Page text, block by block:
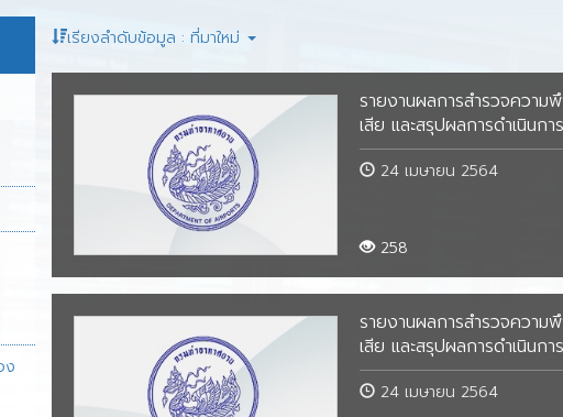
แผนยุทธศาสตร์
แผนปฏิบัติราชการ
แผน/รายงานผลการใช้จ่ายงบประมาณ
และความคืบหน้า
มติ ครม. ที่เกี่ยวข้อง
การประเมินส่วนราชการตามมาตรการ
ปรับปรุงประสิทธิภาพในการปฏิบัติ
ราชการ
การพัฒนาคุณภาพการบริหารจัดการ
พระราชบัญญัติการอำนวยความ
สะดวกในการพิจารณาอนุญาตของทาง
ราชการ พ.ศ. 2558
นโยบายการกำกับดูแลองค์การที่ดี
(OG)
ประจำปี 2554
ประจำปี 2556
ปี 2560
แ
ข้
ปี 2562
ปี 2563
นที่เกี่ยวข้อง
แผนยุทธศาสตร์ระยะยาว และ
การประจำปี
เว็บไซต์ท่าอากาศยาน
สิ่งแวดล้อม
รายงานผลสำรวจคว
ผู้รับบริการ
รายงานข้อร้องเรียน
ข่าวสาร
ติดต่อสมาคม
มาตรการอำนวยความสะดวกและลด
ภาระแก่ประชาชน (การไม่เรียกสำเนา
เอกสารที่ทางราชการออกให้จาก
ประชาชน)
Virtual Library
ง
เรียงลำดับข้อมูล : ที่มาใหม่
รายงานผลการสำรวจความ
เสีย และสรุปผลการดำเนินกา
24 เมษายน 2564
258
รายงานผลการสำรวจความ
เสีย และสรุปผลการดำเนินกา
24 เมษายน 2564